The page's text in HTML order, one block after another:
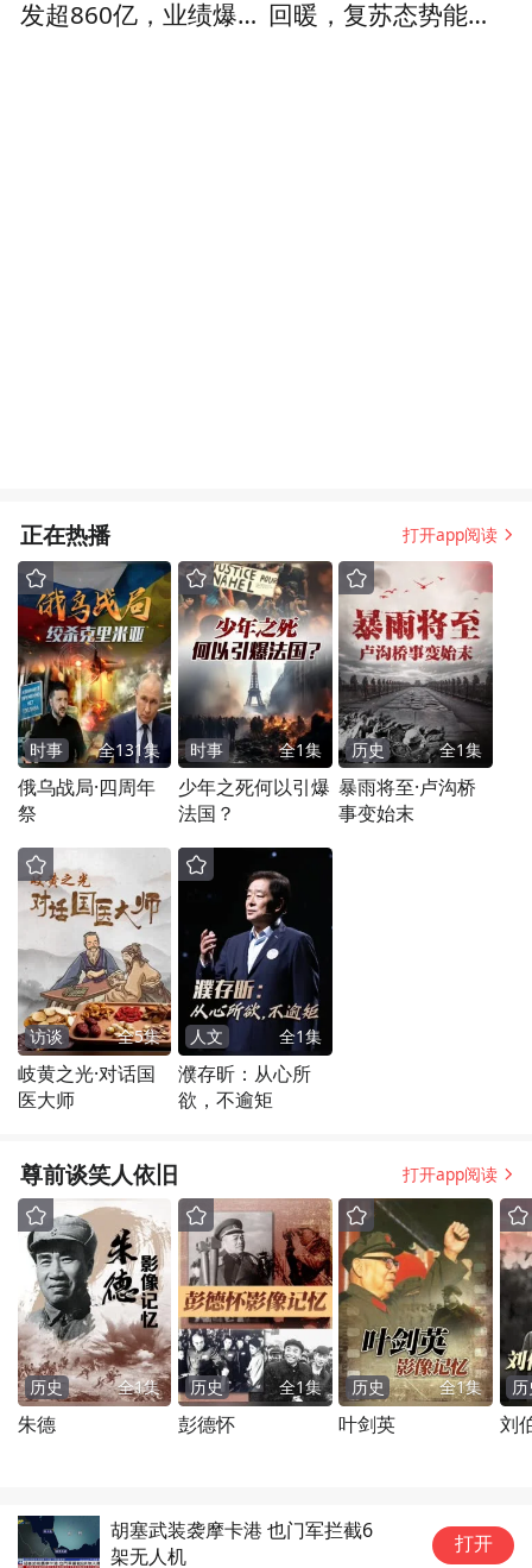
发超860亿，业绩爆发 回暖，复苏态势能否
正在热播 打开app阅读
时事 全131集
俄乌战局·四周年
祭
时事 全1集
少年之死何以引爆
法国？
历史 全1集
暴雨将至·卢沟桥
事变始末
访谈 全5集
岐黄之光·对话国
医大师
人文 全1集
濮存昕：从心所
欲，不逾矩
尊前谈笑人依旧 打开app阅读
历史 全1集
朱德
历史 全1集
彭德怀
历史 全1集
叶剑英 刘
胡塞武装袭摩卡港 也门军拦截6
架无人机
打开